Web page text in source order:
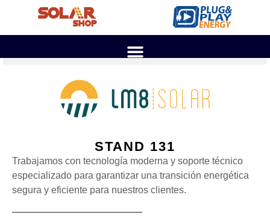
STAND 131
Trabajamos con tecnología moderna y soporte técnico
especializado para garantizar una transición energética
segura y eficiente para nuestros clientes.